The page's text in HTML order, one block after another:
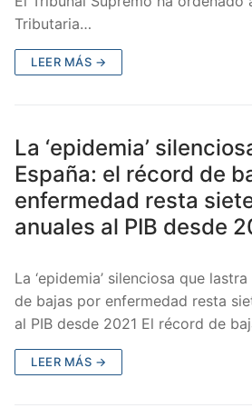
Tributaria…
LEER MÁS →
La ‘epidemia’
España: el récord de
enfermedad resta
anuales al PIB desde
La ‘epidemia’ silenciosa que
de bajas por enfermedad resta
al PIB desde 2021 El récord de
LEER MÁS →